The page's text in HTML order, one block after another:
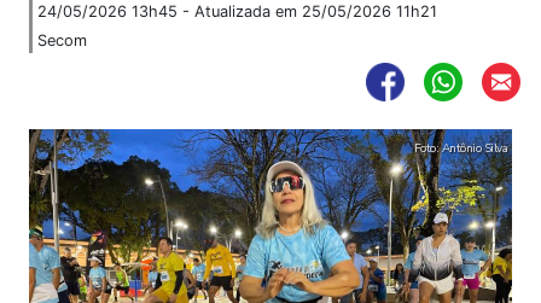
24/05/2026 13h45 - Atualizada em 25/05/2026 11h21
Secom
Foto: Antônio Silva